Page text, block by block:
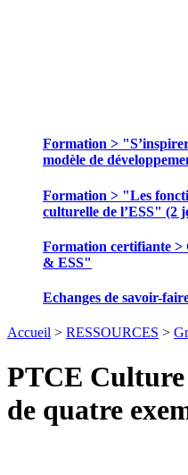
Formation >
modèle de
Formation > "Les
culturelle de l’ESS" (2
Formation certifiante
& ESS"
Echanges de savoir-
Accueil > RESSOURCES >
PTCE Culture
de quatre